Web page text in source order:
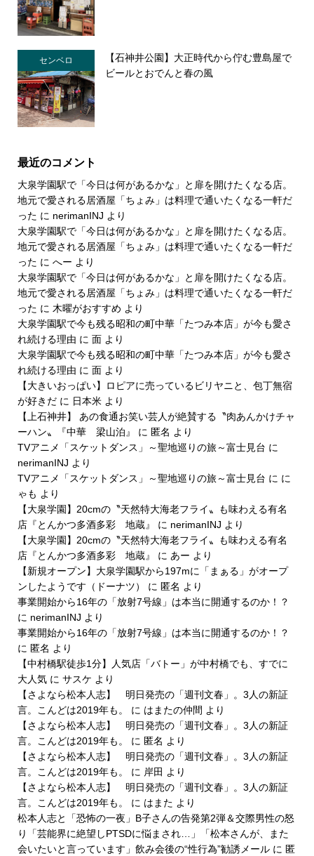
センベロ
【石神井公園】大正時代から佇む豊島屋で
ビールとおでんと春の風
最近のコメント
大泉学園駅で「今日は何があるかな」と扉を開けたくなる店。
地元で愛される居酒屋「ちょみ」は料理で通いたくなる一軒だ
った に nerimanINJ より
大泉学園駅で「今日は何があるかな」と扉を開けたくなる店。
地元で愛される居酒屋「ちょみ」は料理で通いたくなる一軒だ
った に へー より
大泉学園駅で「今日は何があるかな」と扉を開けたくなる店。
地元で愛される居酒屋「ちょみ」は料理で通いたくなる一軒だ
った に 木曜がおすすめ より
大泉学園駅で今も残る昭和の町中華「たつみ本店」が今も愛さ
れ続ける理由 に 面より
大泉学園駅で今も残る昭和の町中華「たつみ本店」が今も愛さ
れ続ける理由 に 面より
【大きいおっぱい】ロピアに売っているビリヤニと、包丁無宿
が好きだに 日本米より
【上石神井】 あの食通お笑い芸人が絶賛する〝肉あんかけチャ
ーハン〟『中華 梁山泊』
に 匿名 より
TVアニメ「スケットダンス」～聖地巡りの旅～富士見台 に
nerimanINJ より
TVアニメ「スケットダンス」～聖地巡りの旅～富士見台 に に
ゃも より
【大泉学園】20cmの〝天然特大海老フライ〟も味わえる有名
店『とんかつ多酒多彩 地蔵』
に nerimanINJ より
【大泉学園】20cmの〝天然特大海老フライ〟も味わえる有名
店『とんかつ多酒多彩 地蔵』
に あー より
【新規オープン】大泉学園駅から197mに「まぁる」がオープ
ンしたようです（ドーナツ）
に 匿名 より
事業開始から16年の「放射7号線」は本当に開通するのか！？
に nerimanINJ より
事業開始から16年の「放射7号線」は本当に開通するのか！？
に 匿名 より
【中村橋駅徒歩1分】人気店「バトー」が中村橋でも、すでに
大人気に サスケ より
【さよなら松本人志】 明日発売の「週刊文春」。3人の新証
言。こんどは2019年も。
に はまたの仲間 より
【さよなら松本人志】 明日発売の「週刊文春」。3人の新証
言。こんどは2019年も。
に 匿名 より
【さよなら松本人志】 明日発売の「週刊文春」。3人の新証
言。こんどは2019年も。
に 岸田 より
【さよなら松本人志】 明日発売の「週刊文春」。3人の新証
言。こんどは2019年も。
に はまた より
松本人志と「恐怖の一夜」B子さんの告発第2弾＆交際男性の怒
り「芸能界に絶望しPTSDに悩まされ…」「松本さんが、また
会いたいと言っています」飲み会後の“性行為”勧誘メールに 匿